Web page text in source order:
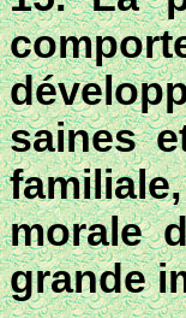
saines
morale
grande